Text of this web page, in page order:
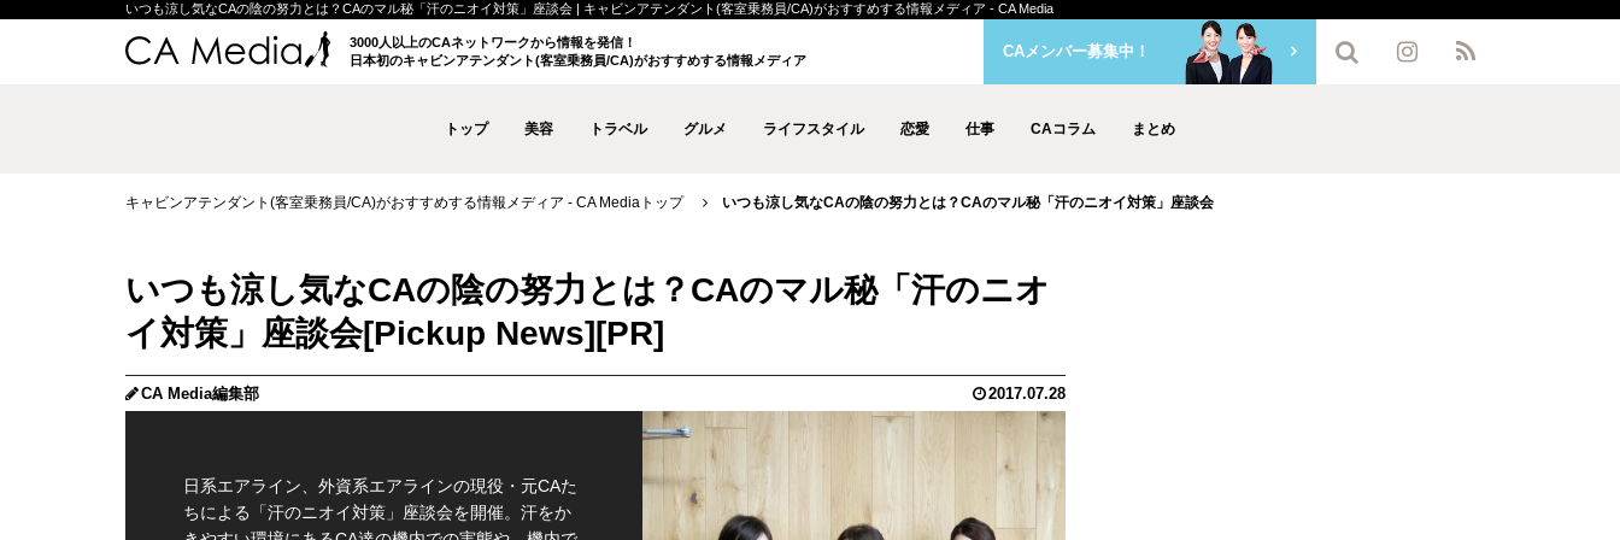
いつも涼し気なCAの陰の努力とは？CAのマル秘「汗のニオイ対策」座談会 | キャビンアテンダント(客室乗務員/CA)がおすすめする情報メディア - CA Media
3000人以上のCAネットワークから情報を発信！
日本初のキャビンアテンダント(客室乗務員/CA)がおすすめする情報メディア
トップ 美容 トラベル グルメ ライフスタイル 恋愛 仕事 CAコラム まとめ
CAメンバー募集中！
キャビンアテンダント(客室乗務員/CA)がおすすめする情報メディア - CA Mediaトップ いつも涼し気なCAの陰の努力とは？CAのマル秘「汗のニオイ対策」座談会
いつも涼し気なCAの陰の努力とは？CAのマル秘「汗のニオ
イ対策」座談会
CA Media編集部 2017.07.28
日系エアライン、外資系エアラインの現役・元CAた
ちによる「汗のニオイ対策」座談会を開催。汗をか